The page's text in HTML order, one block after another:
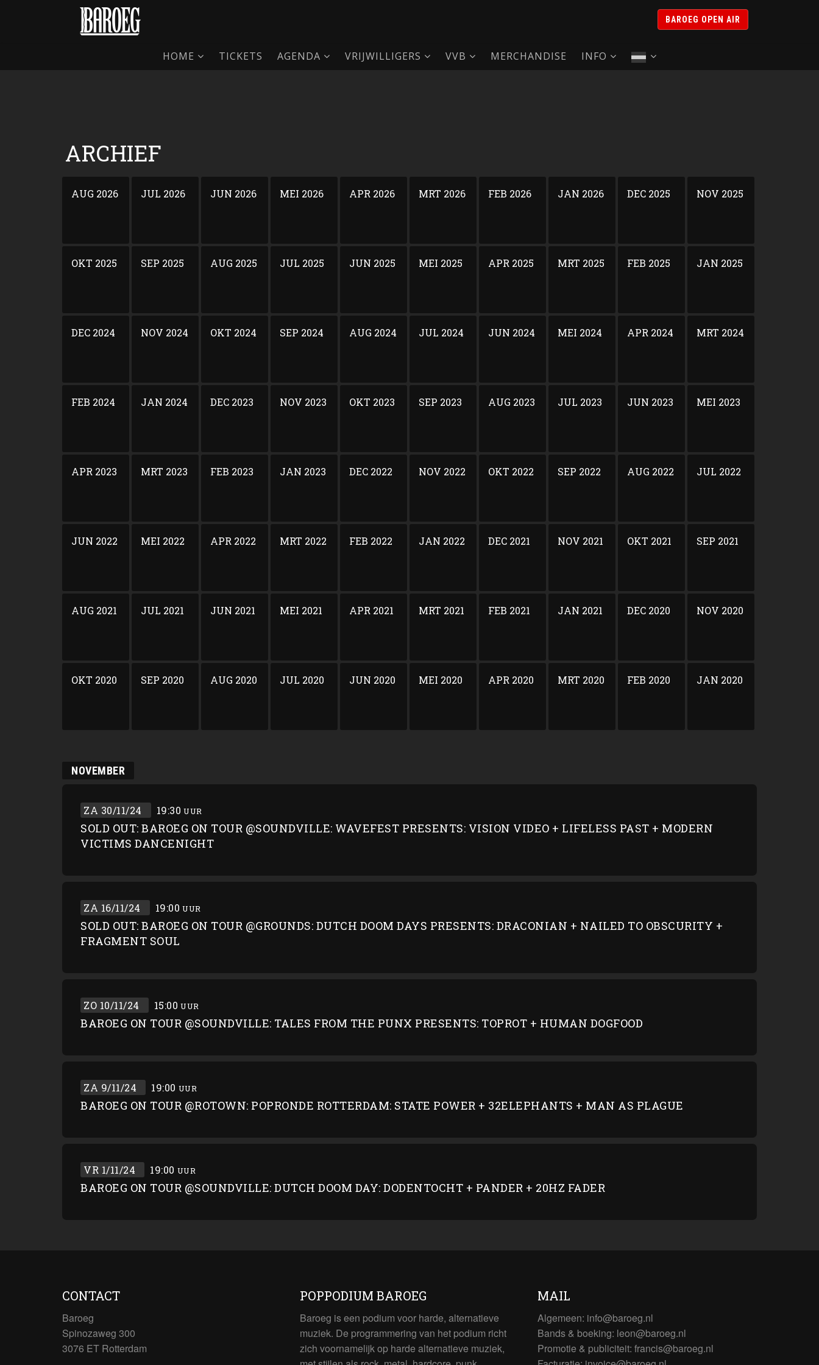
BAROEG OPEN AIR
HOME TICKETS AGENDA VRIJWILLIGERS VVB MERCHANDISE INFO
ARCHIEF
AUG 2026 JUL 2026 JUN 2026 MEI 2026 APR 2026 MRT 2026 FEB 2026 JAN 2026 DEC 2025 NOV 2025
OKT 2025 SEP 2025 AUG 2025 JUL 2025 JUN 2025 MEI 2025 APR 2025 MRT 2025 FEB 2025 JAN 2025
DEC 2024 NOV 2024 OKT 2024 SEP 2024 AUG 2024 JUL 2024 JUN 2024 MEI 2024 APR 2024 MRT 2024
FEB 2024 JAN 2024 DEC 2023 NOV 2023 OKT 2023 SEP 2023 AUG 2023 JUL 2023 JUN 2023 MEI 2023
APR 2023 MRT 2023 FEB 2023 JAN 2023 DEC 2022 NOV 2022 OKT 2022 SEP 2022 AUG 2022 JUL 2022
JUN 2022 MEI 2022 APR 2022 MRT 2022 FEB 2022 JAN 2022 DEC 2021 NOV 2021 OKT 2021 SEP 2021
AUG 2021 JUL 2021 JUN 2021 MEI 2021 APR 2021 MRT 2021 FEB 2021 JAN 2021 DEC 2020 NOV 2020
OKT 2020 SEP 2020 AUG 2020 JUL 2020 JUN 2020 MEI 2020 APR 2020 MRT 2020 FEB 2020 JAN 2020
NOVEMBER
ZA 30/11/24 19:30 UUR
SOLD OUT: BAROEG ON TOUR @SOUNDVILLE: WAVEFEST PRESENTS: VISION VIDEO + LIFELESS PAST + MODERN
VICTIMS DANCENIGHT
ZA 16/11/24 19:00 UUR
SOLD OUT: BAROEG ON TOUR @GROUNDS: DUTCH DOOM DAYS PRESENTS: DRACONIAN + NAILED TO OBSCURITY +
FRAGMENT SOUL
ZO 10/11/24 15:00 UUR
BAROEG ON TOUR @SOUNDVILLE: TALES FROM THE PUNX PRESENTS: TOPROT + HUMAN DOGFOOD
ZA 9/11/24 19:00 UUR
BAROEG ON TOUR @ROTOWN: POPRONDE ROTTERDAM: STATE POWER + 32ELEPHANTS + MAN AS PLAGUE
VR 1/11/24 19:00 UUR
BAROEG ON TOUR @SOUNDVILLE: DUTCH DOOM DAY: DODENTOCHT + PANDER + 20HZ FADER
CONTACT
Baroeg
Spinozaweg 300
3076 ET Rotterdam
POPPODIUM BAROEG
Baroeg is een podium voor harde, alternatieve
muziek. De programmering van het podium richt
zich voornamelijk op harde alternatieve muziek,
MAIL
Algemeen: info@baroeg.nl
Bands & boeking: leon@baroeg.nl
Promotie & publiciteit: francis@baroeg.nl